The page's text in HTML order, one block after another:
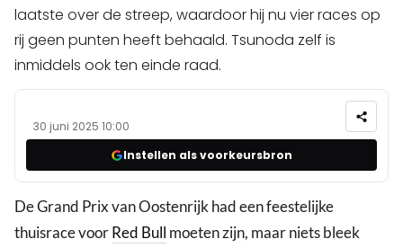
laatste over de streep, waardoor hij nu vier races op
rij geen punten heeft behaald. Tsunoda zelf is
inmiddels ook ten einde raad.
30 juni 2025 10:00
Instellen als voorkeursbron
De Grand Prix van Oostenrijk had een feestelijke
thuisrace voorRed Bull moeten zijn, maar niets bleek